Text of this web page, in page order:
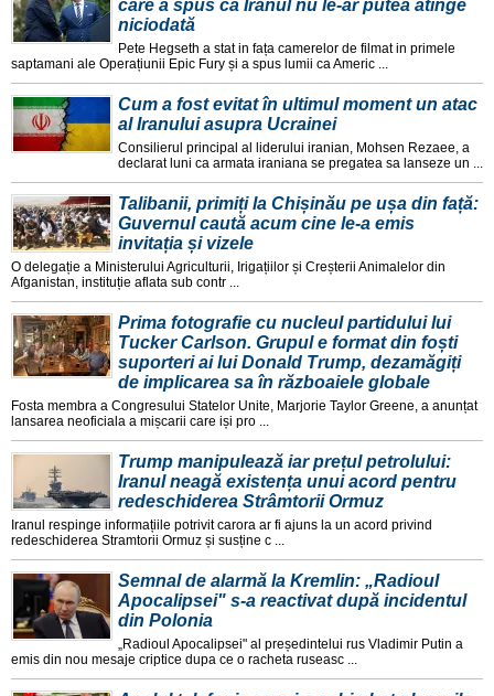
care a spus că Iranul nu le-ar putea atinge
niciodată
Pete Hegseth a stat in fața camerelor de filmat in primele
saptamani ale Operațiunii Epic Fury și a spus lumii ca Americ ...
Cum a fost evitat în ultimul moment un atac
al Iranului asupra Ucrainei
Consilierul principal al liderului iranian, Mohsen Rezaee, a
declarat luni ca armata iraniana se pregatea sa lanseze un ...
Talibanii, primiți la Chișinău pe ușa din față:
Guvernul caută acum cine le-a emis
invitația și vizele
O delegație a Ministerului Agriculturii, Irigațiilor și Creșterii Animalelor din
Afganistan, instituție aflata sub contr ...
Prima fotografie cu nucleul partidului lui
Tucker Carlson. Grupul e format din foști
suporteri ai lui Donald Trump, dezamăgiți
de implicarea sa în războaiele globale
Fosta membra a Congresului Statelor Unite, Marjorie Taylor Greene, a anunțat
lansarea neoficiala a mișcarii care iși pro ...
Trump manipulează iar prețul petrolului:
Iranul neagă existența unui acord pentru
redeschiderea Strâmtorii Ormuz
Iranul respinge informațiile potrivit carora ar fi ajuns la un acord privind
redeschiderea Stramtorii Ormuz și susține c ...
Semnal de alarmă la Kremlin: „Radioul
Apocalipsei" s-a reactivat după incidentul
din Polonia
„Radioul Apocalipsei" al președintelui rus Vladimir Putin a
emis din nou mesaje criptice dupa ce o racheta ruseasc ...